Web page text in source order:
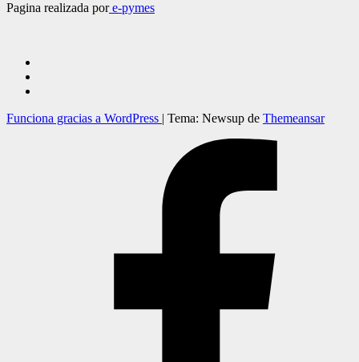
Pagina realizada pore-pymes
Funciona gracias a WordPress | Tema: Newsup de Themeansar